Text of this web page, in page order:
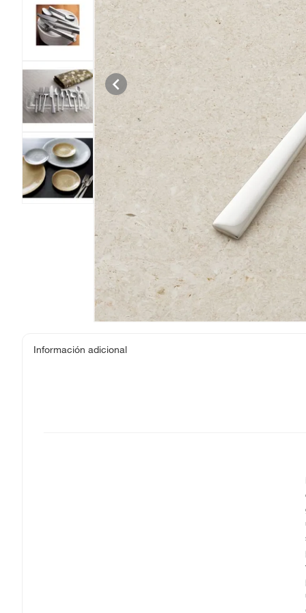
Información adicional